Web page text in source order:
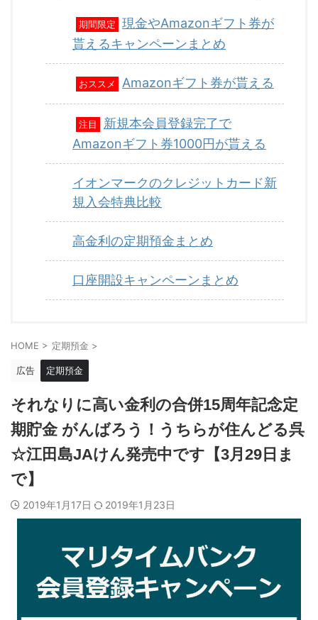
期間限定
現金やAmazonギフト券が
貰えるキャンペーンまとめ
おススメ Amazonギフト券が貰える
注目
新規本会員登録完了で
Amazonギフト券1000円が貰える
イオンマークのクレジットカード新
規入会特典比較
高金利の定期預金まとめ
口座開設キャンペーンまとめ
HOME > 定期預金 >
広告 定期預金
それなりに高い金利の合併15周年記念定
期貯金 がんばろう！うちらが住んどる呉
☆江田島JAけん発売中です【3月29日ま
で】
2019年1月17日 2019年1月23日